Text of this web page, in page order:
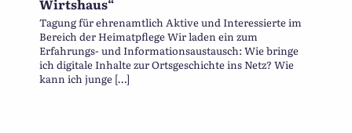
Wirtshaus“
Tagung für ehrenamtlich Aktive und Interessierte im
Bereich der Heimatpflege Wir laden ein zum
Erfahrungs- und Informationsaustausch: Wie bringe
ich digitale Inhalte zur Ortsgeschichte ins Netz? Wie
kann ich junge […]